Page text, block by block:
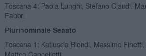
Toscana 4: Paola Lunghi, Stefano Claudi,
Fabbri
Plurinominale Senato
Toscana 1: Katiuscia Biondi, Massimo Finetti,
Matteo Cappelletti